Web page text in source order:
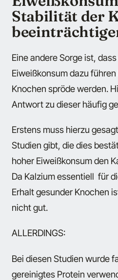
Stabilität der
Eine andere Sorge ist,
Eiweißkonsum dazu
Knochen spröde werden.
Antwort zu dieser häufig
Erstens muss hierzu
Studien gibt, die dies
hoher Eiweißkonsum den
Da Kalzium essentiell für
Erhalt gesunder Knochen
nicht gut.
ALLERDINGS:
Bei diesen Studien wurde
gereinigtes Protein